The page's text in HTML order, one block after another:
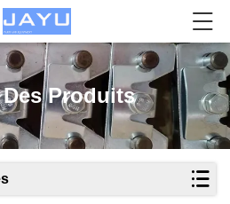
Produits